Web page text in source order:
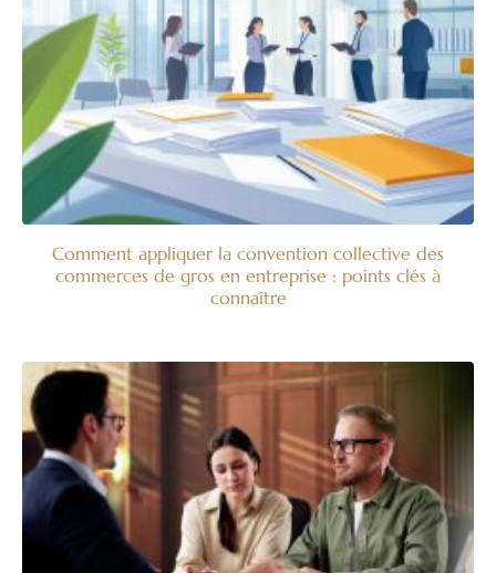
Comment appliquer la convention collective des
commerces de gros en entreprise : points clés à
connaître